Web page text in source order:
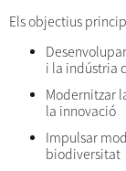
Els objectius
i la indústria
Modernitzar
la innovació
Impulsar
biodiversitat